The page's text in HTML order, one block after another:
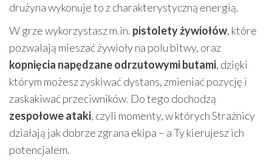
drużyna wykonuje to z charakterystyczną energią.
W grze wykorzystasz m.in. pistolety żywiołów, które
pozwalają mieszać żywioły na polu bitwy, oraz
kopnięcia napędzane odrzutowymi butami, dzięki
którym możesz zyskiwać dystans, zmieniać pozycję i
zaskakiwać przeciwników. Do tego dochodzą
zespołowe ataki, czyli momenty, w których Strażnicy
działają jak dobrze zgrana ekipa – a Ty kierujesz ich
potencjałem.